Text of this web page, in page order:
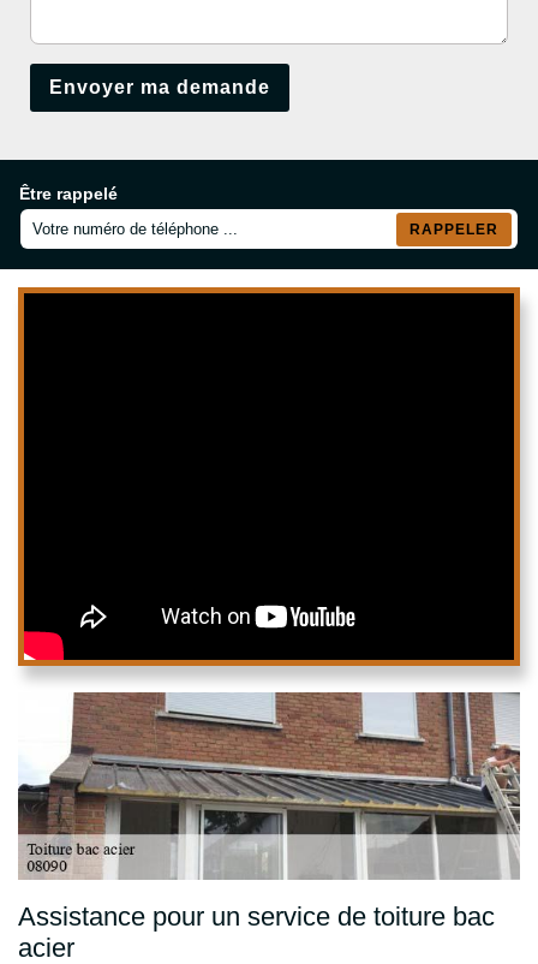
Être rappelé
Assistance pour un service de toiture bac
acier